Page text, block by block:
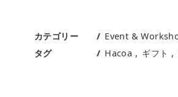
カテゴリー Event &
タグ
Hacoa ギフト